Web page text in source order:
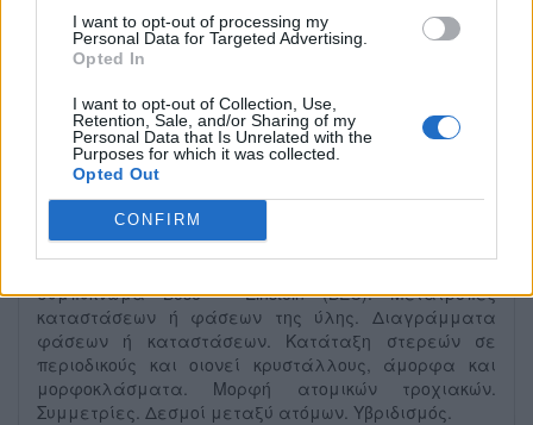
I want to opt-out of processing my
Personal Data for Targeted Advertising.
Opted In
I want to opt-out of Collection, Use,
Retention, Sale, and/or Sharing of my
Personal Data that Is Unrelated with the
Purposes for which it was collected.
Opted Out
CONFIRM
κυρίως θέμα "Καταστάσεις της Ύλης".
Video-Διαλέξεις
Διάλεξη 01: Εισαγωγή στις καταστάσεις
της ύλης
"Στοιχειώδη" σωμάτια. Καταστάσεις της ύλης.
συμπύκνωμα Bose – Einstein (BEC). Μετατροπές
καταστάσεων ή φάσεων της ύλης. Διαγράμματα
φάσεων ή καταστάσεων. Κατάταξη στερεών σε
περιοδικούς και οιονεί κρυστάλλους, άμορφα και
μορφοκλάσματα. Μορφή ατομικών τροχιακών.
Συμμετρίες. Δεσμοί μεταξύ ατόμων. Υβριδισμός.